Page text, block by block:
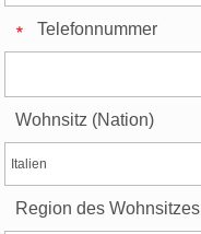
Telefonnummer
Wohnsitz (Nation)
Region des Wohnsitzes